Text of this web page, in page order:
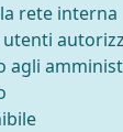
rete interna
agli